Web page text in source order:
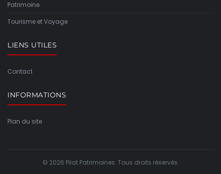
Patrimoine
Tourisme et Voyage
LIENS UTILES
Contact
INFORMATIONS
Plan du site
© 2026 Pilat Patrimoines. Tous droits réservés.